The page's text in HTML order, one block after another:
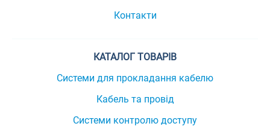
Контакти
КАТАЛОГ ТОВАРІВ
Системи для прокладання кабелю
Кабель та провід
Системи контролю доступу